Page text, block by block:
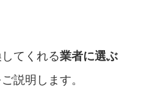
てくれる業者に選ぶ
説明します。